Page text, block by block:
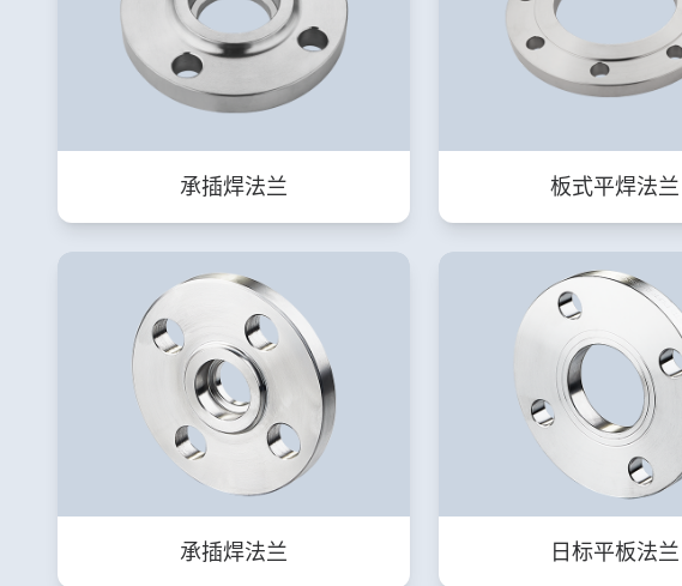
承插焊法兰 板式平焊法兰
承插焊法兰 日标平板法兰